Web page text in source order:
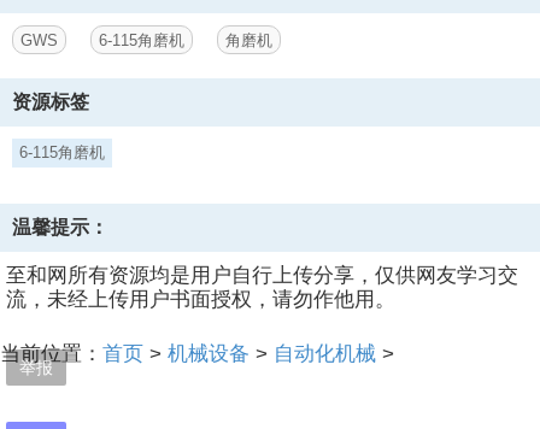
举报
GWS 6-115角磨机 角磨机
资源标签
6-115角磨机
温馨提示：
至和网所有资源均是用户自行上传分享，仅供网友学习交
流，未经上传用户书面授权，请勿作他用。
当前位置： 首页 > 机械设备 > 自动化机械 >